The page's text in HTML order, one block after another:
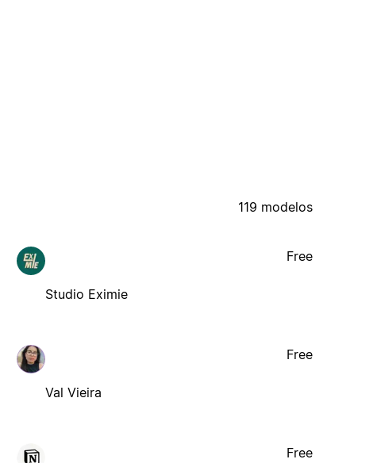
119 modelos
Studio Eximie
Free
Val Vieira
Free
Free